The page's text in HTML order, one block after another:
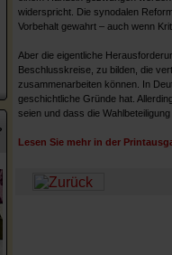
widerspricht. Die synodalen
Vorbehalt gewahrt – auch wenn
Aber die eigentliche
Beschlusskreise, zu bilden, die
zusammenarbeiten können. In
geschichtliche Gründe hat.
seien und dass die
Lesen Sie mehr in der